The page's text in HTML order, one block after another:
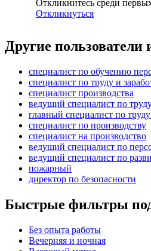
Откликнитесь среди
Откликнуться
Другие пользователи
специалист по обучению
специалист по труду и
специалист производства
ведущий специалист по
главный специалист по
специалист по производству
специалист на производство
ведущий специалист по
ведущий специалист по
пожарный
директор по безопасности
Быстрые фильтры
Без опыта работы
Вечерняя и ночная